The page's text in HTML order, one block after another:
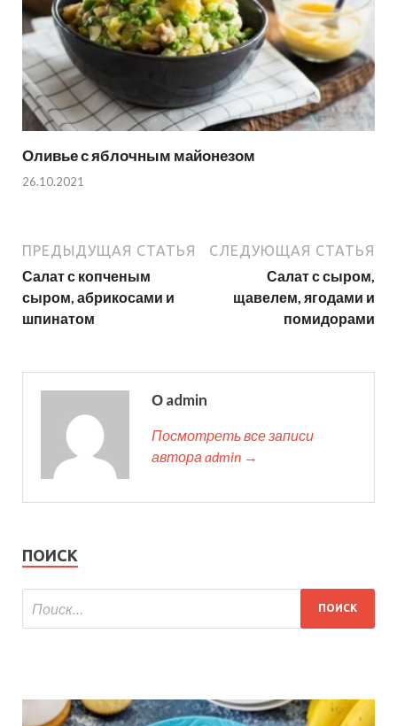
Оливье с яблочным майонезом
26.10.2021
ПРЕДЫДУЩАЯ СТАТЬЯ
Салат с копченым
сыром, абрикосами и
шпинатом
СЛЕДУЮЩАЯ СТАТЬЯ
Салат с сыром,
щавелем, ягодами и
помидорами
О admin
Посмотреть все записи
автора admin →
ПОИСК